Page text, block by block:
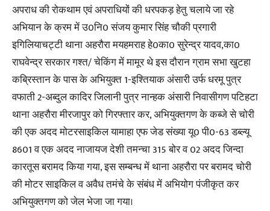
अपराध की रोकथाम एवं अपराधियों की धरपकड़ हेतु चलाये जा रहे
अभियान के क्रम में उ0नि0 संजय कुमार सिंह चौकी प्रगारी
इगिलियाचट्टी थाना अहरौरा मयहमराह हे0का0 सुरेन्द्र यादव,का0
राघवेन्द्र सरकार गश्त/ चेकिंग में मामूर थे इस दौरान ग्राम सभा खुटहा
कब्रिस्तान के पास के अभियुक्त 1-इश्तियाक अंसारी उर्फ धरमू पुत्र
वफाती 2-अब्दुल कादिर जिलानी पुत्र नान्हक अंसारी निवासीगण पटिहटा
थाना अहरौरा मीरजापुर को गिरफ्तार कर, अभियुक्तगण के कब्जे से चोरी
की एक अदद मोटरसाइकिल यामाहा एफ जेड संख्या यू0 पी0-63 डब्ल्यू
8601 व एक अदद नाजायज देशी तमन्चा 315 बोर व 02 अदद जिन्दा
कारतूस बरामद किया गया, इस सम्बन्ध में थाना अहरौरा पर बरामद चोरी
की मोटर साइकिल व अवैध तमंचे के संबंध में अभियोग पंजीकृत कर
अभियुक्तगण को जेल भेजा जा गया।